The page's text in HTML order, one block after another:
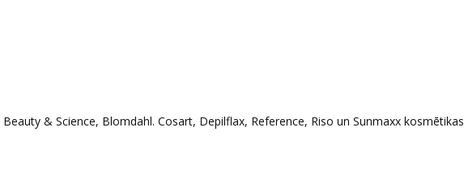
& Science, Blomdahl. Cosart, Depilflax, Reference, Riso un Sunmaxx kosmētikas